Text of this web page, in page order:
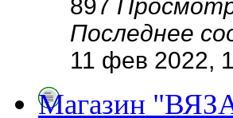
897
Последнее
11 фев 2022,
Магазин